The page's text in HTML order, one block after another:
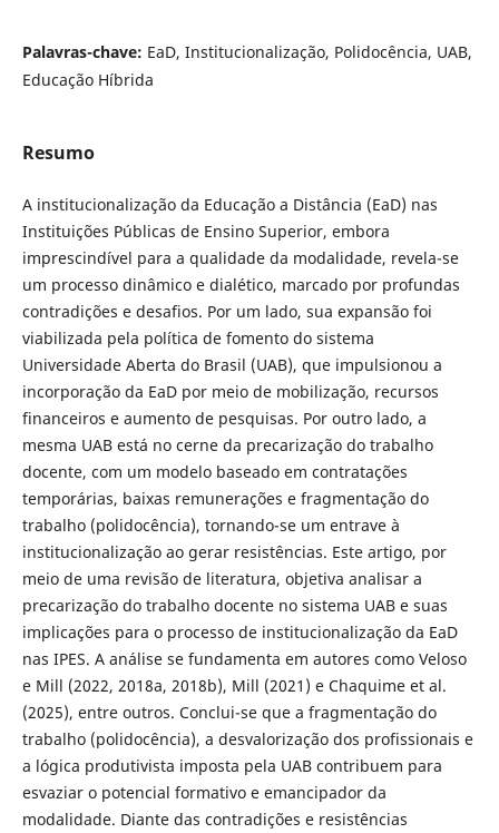
Palavras-chave: EaD, Institucionalização, Polidocência, UAB,
Educação Híbrida
Resumo
A institucionalização da Educação a Distância (EaD) nas
Instituições Públicas de Ensino Superior, embora
imprescindível para a qualidade da modalidade, revela-se
um processo dinâmico e dialético, marcado por profundas
contradições e desafios. Por um lado, sua expansão foi
viabilizada pela política de fomento do sistema
Universidade Aberta do Brasil (UAB), que impulsionou a
incorporação da EaD por meio de mobilização, recursos
financeiros e aumento de pesquisas. Por outro lado, a
mesma UAB está no cerne da precarização do trabalho
docente, com um modelo baseado em contratações
temporárias, baixas remunerações e fragmentação do
trabalho (polidocência), tornando-se um entrave à
institucionalização ao gerar resistências. Este artigo, por
meio de uma revisão de literatura, objetiva analisar a
precarização do trabalho docente no sistema UAB e suas
implicações para o processo de institucionalização da EaD
nas IPES. A análise se fundamenta em autores como Veloso
e Mill (2022, 2018a, 2018b), Mill (2021) e Chaquime et al.
(2025), entre outros. Conclui-se que a fragmentação do
trabalho (polidocência), a desvalorização dos profissionais e
a lógica produtivista imposta pela UAB contribuem para
esvaziar o potencial formativo e emancipador da
modalidade. Diante das contradições e resistências